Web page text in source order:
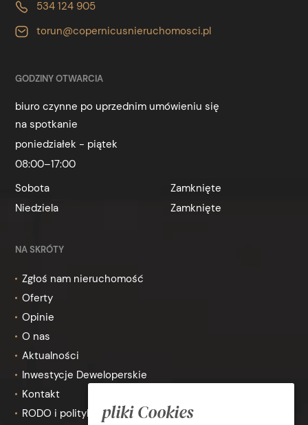
534 124 905
torun@copernicusnieruchomosci.pl
GODZINY OTWARCIA
biuro czynne po uprzednim umówieniu się
na spotkanie
poniedziałek - piątek
08:00–17:00
Sobota
Zamknięte
Niedziela
Zamknięte
NA SKRÓTY
Zgłoś nam nieruchomość
Oferty
Opinie
O nas
Aktualności
Inwestycje Deweloperskie
Kontakt
RODO i polityka prywatności
pliki Cookies